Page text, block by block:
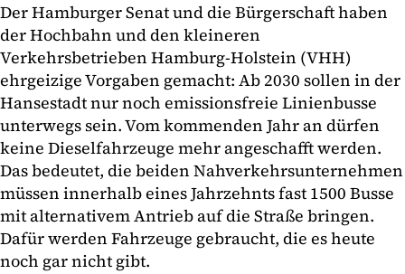
Der Hamburger Senat und die Bürgerschaft haben
der Hochbahn und den kleineren
Verkehrsbetrieben Hamburg-Holstein (VHH)
ehrgeizige Vorgaben gemacht: Ab 2030 sollen in der
Hansestadt nur noch emissionsfreie Linienbusse
unterwegs sein. Vom kommenden Jahr an dürfen
keine Dieselfahrzeuge mehr angeschafft werden.
Das bedeutet, die beiden Nahverkehrsunternehmen
müssen innerhalb eines Jahrzehnts fast 1500 Busse
mit alternativem Antrieb auf die Straße bringen.
Dafür werden Fahrzeuge gebraucht, die es heute
noch gar nicht gibt.